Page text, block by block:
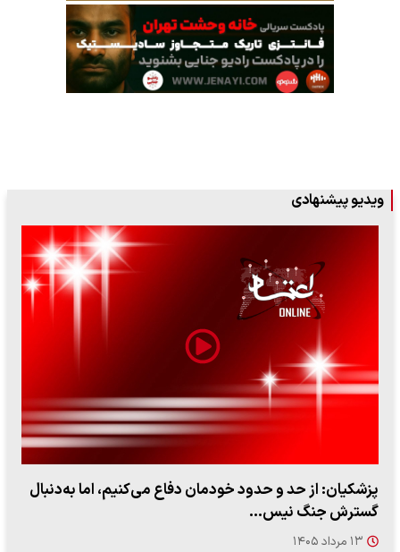
ویدیو پیشنهادی
پزشکیان: از حد و حدود خودمان دفاع می‌کنیم، اما به‌دنبال
گسترش جنگ نیس…
۱۳ مرداد ۱۴۰۵